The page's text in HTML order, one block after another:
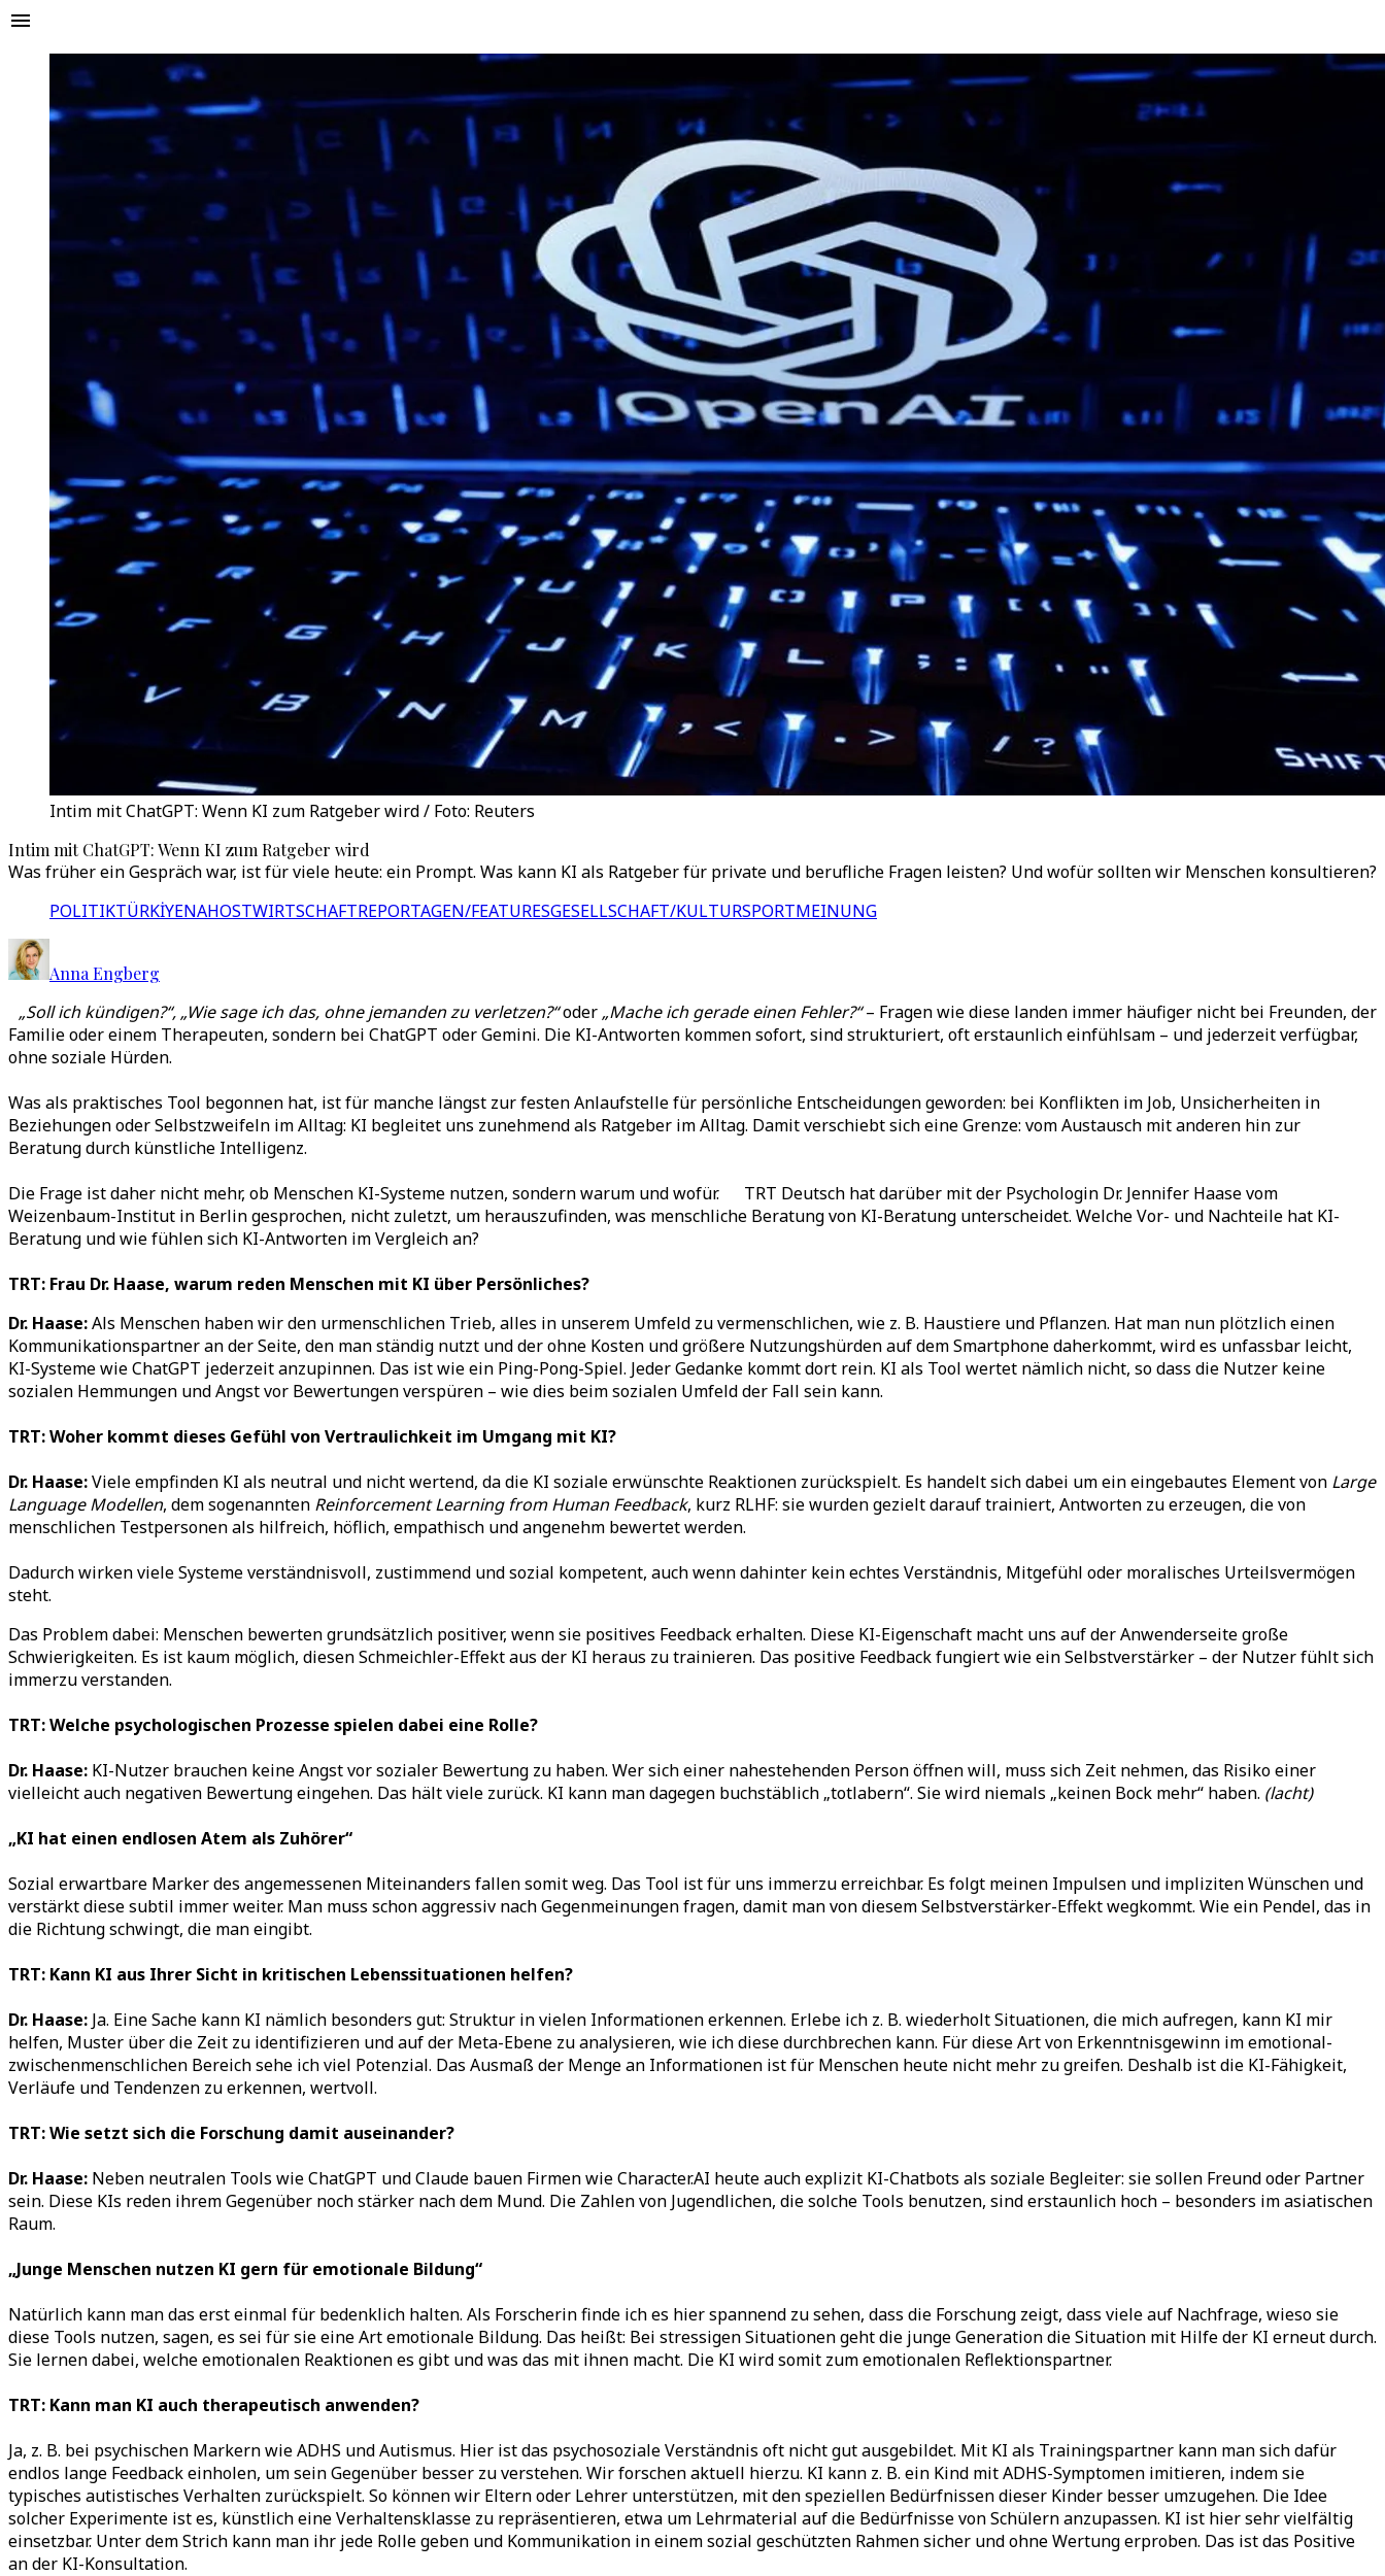
Intim mit ChatGPT: Wenn KI zum Ratgeber wird / Foto: Reuters
Intim mit ChatGPT: Wenn KI zum Ratgeber wird
Was früher ein Gespräch war, ist für viele heute: ein Prompt. Was kann KI als Ratgeber für private und berufliche Fragen leisten? Und wofür sollten wir Menschen konsultieren?
POLITIKTÜRKİYENAHOSTWIRTSCHAFTREPORTAGEN/FEATURESGESELLSCHAFT/KULTURSPORTMEINUNG
Anna Engberg
„Soll ich kündigen?“, „Wie sage ich das, ohne jemanden zu verletzen?“oder „Mache ich gerade einen Fehler?“– Fragen wie diese landen immer häufiger nicht bei Freunden, der
Familie oder einem Therapeuten, sondern bei ChatGPT oder Gemini. Die KI-Antworten kommen sofort, sind strukturiert, oft erstaunlich einfühlsam – und jederzeit verfügbar,
ohne soziale Hürden.
Was als praktisches Tool begonnen hat, ist für manche längst zur festen Anlaufstelle für persönliche Entscheidungen geworden: bei Konflikten im Job, Unsicherheiten in
Beziehungen oder Selbstzweifeln im Alltag: KI begleitet uns zunehmend als Ratgeber im Alltag. Damit verschiebt sich eine Grenze: vom Austausch mit anderen hin zur
Beratung durch künstliche Intelligenz.
Die Frage ist daher nicht mehr, ob Menschen KI-Systeme nutzen, sondern warum und wofür. TRT Deutsch hat darüber mit der Psychologin Dr. Jennifer Haase vom
Weizenbaum-Institut in Berlin gesprochen, nicht zuletzt, um herauszufinden, was menschliche Beratung von KI-Beratung unterscheidet. Welche Vor- und Nachteile hat KI-
Beratung und wie fühlen sich KI-Antworten im Vergleich an?
TRT: Frau Dr. Haase, warum reden Menschen mit KI über Persönliches?
Dr. Haase:Als Menschen haben wir den urmenschlichen Trieb, alles in unserem Umfeld zu vermenschlichen, wie z. B. Haustiere und Pflanzen. Hat man nun plötzlich einen
Kommunikationspartner an der Seite, den man ständig nutzt und der ohne Kosten und größere Nutzungshürden auf dem Smartphone daherkommt, wird es unfassbar leicht,
KI-Systeme wie ChatGPT jederzeit anzupinnen. Das ist wie ein Ping-Pong-Spiel. Jeder Gedanke kommt dort rein. KI als Tool wertet nämlich nicht, so dass die Nutzer keine
sozialen Hemmungen und Angst vor Bewertungen verspüren – wie dies beim sozialen Umfeld der Fall sein kann.
TRT: Woher kommt dieses Gefühl von Vertraulichkeit im Umgang mit KI?
Dr. Haase:Viele empfinden KI als neutral und nicht wertend, da die KI soziale erwünschte Reaktionen zurückspielt. Es handelt sich dabei um ein eingebautes Element von Large
Language Modellen, dem sogenannten Reinforcement Learning from Human Feedback, kurz RLHF: sie wurden gezielt darauf trainiert, Antworten zu erzeugen, die von
menschlichen Testpersonen als hilfreich, höflich, empathisch und angenehm bewertet werden.
Dadurch wirken viele Systeme verständnisvoll, zustimmend und sozial kompetent, auch wenn dahinter kein echtes Verständnis, Mitgefühl oder moralisches Urteilsvermögen
steht.
Das Problem dabei: Menschen bewerten grundsätzlich positiver, wenn sie positives Feedback erhalten. Diese KI-Eigenschaft macht uns auf der Anwenderseite große
Schwierigkeiten. Es ist kaum möglich, diesen Schmeichler-Effekt aus der KI heraus zu trainieren. Das positive Feedback fungiert wie ein Selbstverstärker – der Nutzer fühlt sich
immerzu verstanden.
TRT: Welche psychologischen Prozesse spielen dabei eine Rolle?
Dr. Haase: KI-Nutzer brauchen keine Angst vor sozialer Bewertung zu haben. Wer sich einer nahestehenden Person öffnen will, muss sich Zeit nehmen, das Risiko einer
vielleicht auch negativen Bewertung eingehen. Das hält viele zurück. KI kann man dagegen buchstäblich „totlabern“. Sie wird niemals „keinen Bock mehr“ haben. (lacht)
„KI hat einen endlosen Atem als Zuhörer“
Sozial erwartbare Marker des angemessenen Miteinanders fallen somit weg. Das Tool ist für uns immerzu erreichbar. Es folgt meinen Impulsen und impliziten Wünschen und
verstärkt diese subtil immer weiter. Man muss schon aggressiv nach Gegenmeinungen fragen, damit man von diesem Selbstverstärker-Effekt wegkommt. Wie ein Pendel, das in
die Richtung schwingt, die man eingibt.
TRT: Kann KI aus Ihrer Sicht in kritischen Lebenssituationen helfen?
Dr. Haase: Ja. Eine Sache kann KI nämlich besonders gut: Struktur in vielen Informationen erkennen. Erlebe ich z. B. wiederholt Situationen, die mich aufregen, kann KI mir
helfen, Muster über die Zeit zu identifizieren und auf der Meta-Ebene zu analysieren, wie ich diese durchbrechen kann. Für diese Art von Erkenntnisgewinn im emotional-
zwischenmenschlichen Bereich sehe ich viel Potenzial. Das Ausmaß der Menge an Informationen ist für Menschen heute nicht mehr zu greifen. Deshalb ist die KI-Fähigkeit,
Verläufe und Tendenzen zu erkennen, wertvoll.
TRT: Wie setzt sich die Forschung damit auseinander?
Dr. Haase: Neben neutralen Tools wie ChatGPT und Claude bauen Firmen wie Character.AI heute auch explizit KI-Chatbots als soziale Begleiter: sie sollen Freund oder Partner
sein. Diese KIs reden ihrem Gegenüber noch stärker nach dem Mund. Die Zahlen von Jugendlichen, die solche Tools benutzen, sind erstaunlich hoch – besonders im asiatischen
Raum.
„Junge Menschen nutzen KI gern für emotionale Bildung“
Natürlich kann man das erst einmal für bedenklich halten. Als Forscherin finde ich es hier spannend zu sehen, dass die Forschung zeigt, dass viele auf Nachfrage, wieso sie
diese Tools nutzen, sagen, es sei für sie eine Art emotionale Bildung. Das heißt: Bei stressigen Situationen geht die junge Generation die Situation mit Hilfe der KI erneut durch.
Sie lernen dabei, welche emotionalen Reaktionen es gibt und was das mit ihnen macht. Die KI wird somit zum emotionalen Reflektionspartner.
TRT: Kann man KI auch therapeutisch anwenden?
Ja, z. B. bei psychischen Markern wie ADHS und Autismus. Hier ist das psychosoziale Verständnis oft nicht gut ausgebildet. Mit KI als Trainingspartner kann man sich dafür
endlos lange Feedback einholen, um sein Gegenüber besser zu verstehen. Wir forschen aktuell hierzu. KI kann z. B. ein Kind mit ADHS-Symptomen imitieren, indem sie
typisches autistisches Verhalten zurückspielt. So können wir Eltern oder Lehrer unterstützen, mit den speziellen Bedürfnissen dieser Kinder besser umzugehen. Die Idee
solcher Experimente ist es, künstlich eine Verhaltensklasse zu repräsentieren, etwa um Lehrmaterial auf die Bedürfnisse von Schülern anzupassen. KI ist hier sehr vielfältig
einsetzbar. Unter dem Strich kann man ihr jede Rolle geben und Kommunikation in einem sozial geschützten Rahmen sicher und ohne Wertung erproben. Das ist das Positive
an der KI-Konsultation.